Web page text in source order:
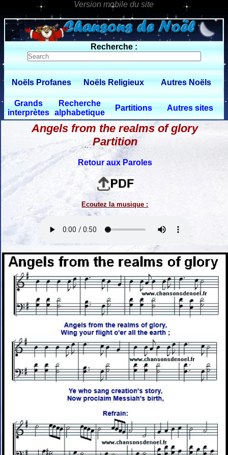
0 $limitbot 1 $limittot 2
Recherche :
Noëls Profanes Noëls Religieux Autres Noëls
Grands
interprètes
Recherche
alphabetique
Partitions Autres sites
Angels from the realms of glory
Partition
Retour aux Paroles
Ecoutez la musique :